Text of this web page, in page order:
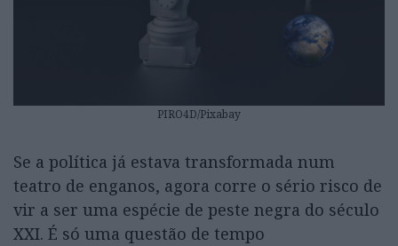
PIRO4D/Pixabay
Se a política já estava transformada num
teatro de enganos, agora corre o sério risco de
vir a ser uma espécie de peste negra do século
XXI. É só uma questão de tempo